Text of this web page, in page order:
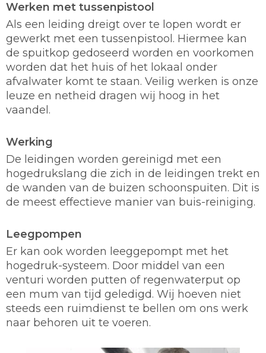
Werken met tussenpistool
Als een leiding dreigt over te lopen wordt er
gewerkt met een tussenpistool. Hiermee kan
de spuitkop gedoseerd worden en voorkomen
worden dat het huis of het lokaal onder
afvalwater komt te staan. Veilig werken is onze
leuze en netheid dragen wij hoog in het
vaandel.
Werking
De leidingen worden gereinigd met een
hogedrukslang die zich in de leidingen trekt en
de wanden van de buizen schoonspuiten. Dit is
de meest effectieve manier van buis-reiniging.
Leegpompen
Er kan ook worden leeggepompt met het
hogedruk-systeem. Door middel van een
venturi worden putten of regenwaterput op
een mum van tijd geledigd. Wij hoeven niet
steeds een ruimdienst te bellen om ons werk
naar behoren uit te voeren.